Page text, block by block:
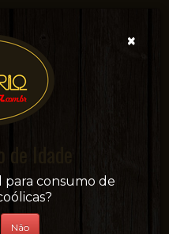
on-line!
×
Idade
para consumo de
Não